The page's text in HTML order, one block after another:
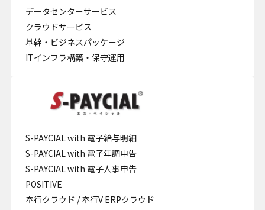
データセンターサービス
クラウドサービス
基幹・ビジネスパッケージ
ITインフラ構築・保守運用
S-PAYCIAL with 電子給与明細
S-PAYCIAL with 電子年調申告
S-PAYCIAL with 電子人事申告
POSITIVE
奉行クラウド / 奉行V ERPクラウド